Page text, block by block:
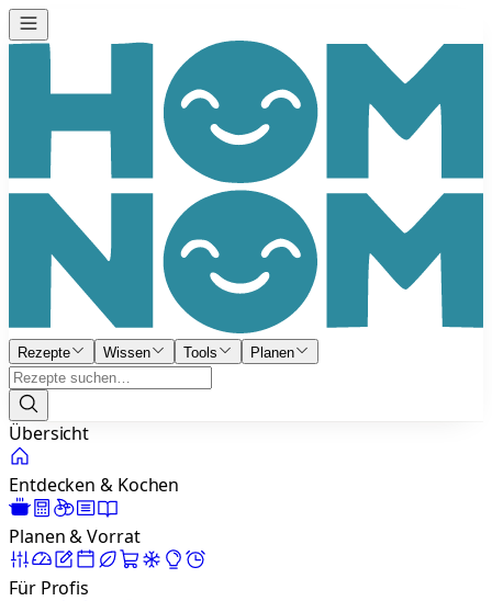
Rezepte Wissen Tools Planen
Übersicht
Entdecken & Kochen
Planen & Vorrat
Für Profis